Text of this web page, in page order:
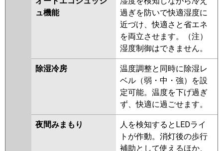
ュ機能
過ぎを防いで快適湿度に
近づけ、快適さと省エネ
を両立させます。（注）
湿度制御はできません。
除湿冷房
温度調整と同時に除湿レ
ベル（弱・中・強）を設
定可能。温度を下げ過ぎ
ず、快適に過ごせます。
夜間みまもり
人を検知するとLEDライ
トが作動。消灯後の歩行
補助として使えるほか、